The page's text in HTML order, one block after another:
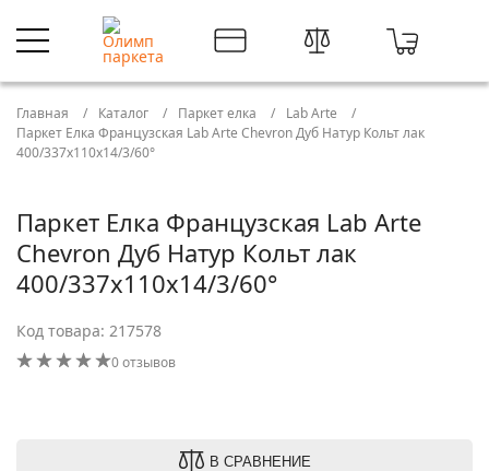
Главная Каталог Паркет елка
Lab Arte
Паркет Елка Французская Lab Arte Chevron Дуб Натур Кольт лак
400/337х110х14/3/60°
Паркет Елка Французская Lab Arte
Chevron Дуб Натур Кольт лак
400/337х110х14/3/60°
Код товара: 217578
0 отзывов
В СРАВНЕНИЕ